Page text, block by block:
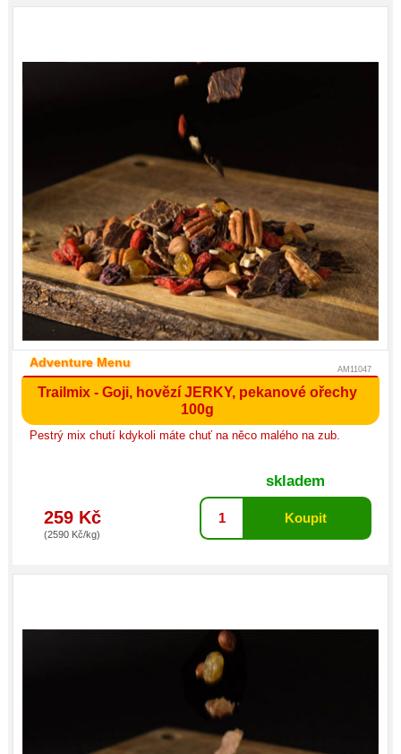
Adventure Menu
Trailmix - Goji, hovězí JERKY, pekanové ořechy
100g
Pestrý mix chutí kdykoli máte chuť na něco malého na zub.
AM11047
skladem
259 Kč
(2590 Kč/kg)